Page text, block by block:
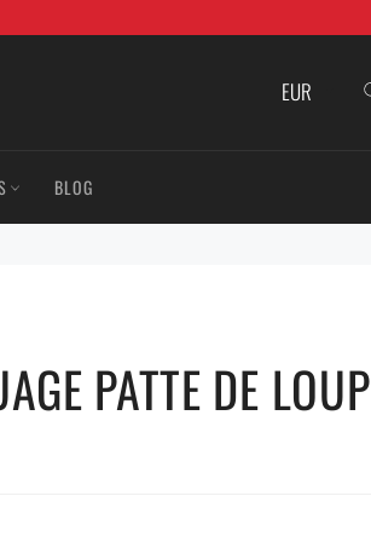
BLOG
PATTE DE LOUP